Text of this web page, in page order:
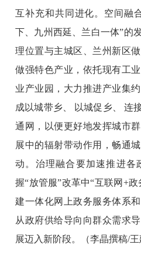
互补充和共同进化。空间融
下、九州西延、兰白一体”的
理位置与主城区、兰州新区
做强特色产业，依托现有工
业产业园，大力推进产业集
成以城带乡、 以城促乡、 连
通网，以便更好地发挥城市
展中的辐射带动作用，畅通
动。治理融合要加速推进各
握“放管服”改革中“互联网+
建一体化网上政务服务体系
从政府供给导向向群众需求
展迈入新阶段。（李晶撰稿/王